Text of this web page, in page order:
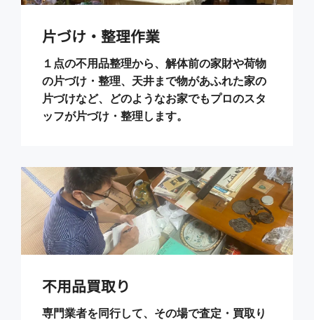
片づけ・整理作業
１点の不用品整理から、解体前の家財や荷物
の片づけ・整理、天井まで物があふれた家の
片づけなど、どのようなお家でもプロのスタ
ッフが片づけ・整理します。
不用品買取り
専門業者を同行して、その場で査定・買取り